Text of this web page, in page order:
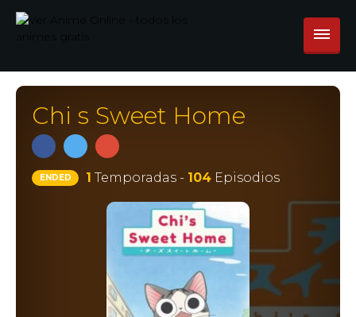
Chi s Sweet Home
ENDED 1 Temporadas - 104Episodios